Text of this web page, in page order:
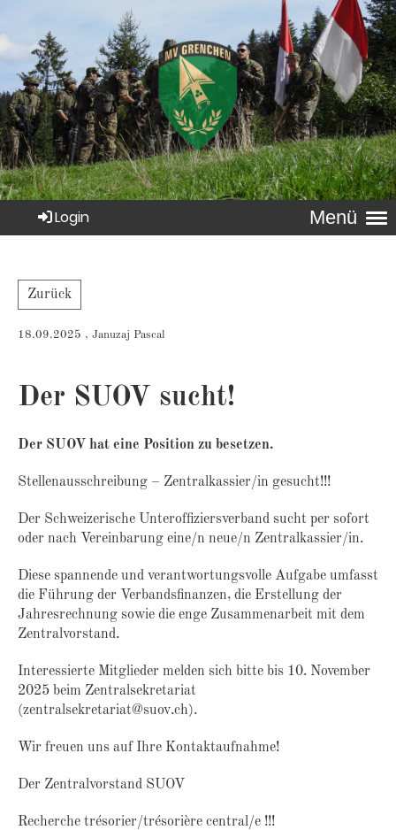
Menü
Login
Zurück
18.09.2025 , Januzaj Pascal
Der SUOV sucht!
Der SUOV hat eine Position zu besetzen.
Stellenausschreibung – Zentralkassier/in gesucht!!!
Der Schweizerische Unteroffiziersverband sucht per sofort
oder nach Vereinbarung eine/n neue/n Zentralkassier/in.
Diese spannende und verantwortungsvolle Aufgabe umfasst
die Führung der Verbandsfinanzen, die Erstellung der
Jahresrechnung sowie die enge Zusammenarbeit mit dem
Zentralvorstand.
Interessierte Mitglieder melden sich bitte bis 10. November
2025 beim Zentralsekretariat
(zentralsekretariat@suov.ch).
Wir freuen uns auf Ihre Kontaktaufnahme!
Der Zentralvorstand SUOV
Recherche trésorier/trésorière central/e !!!